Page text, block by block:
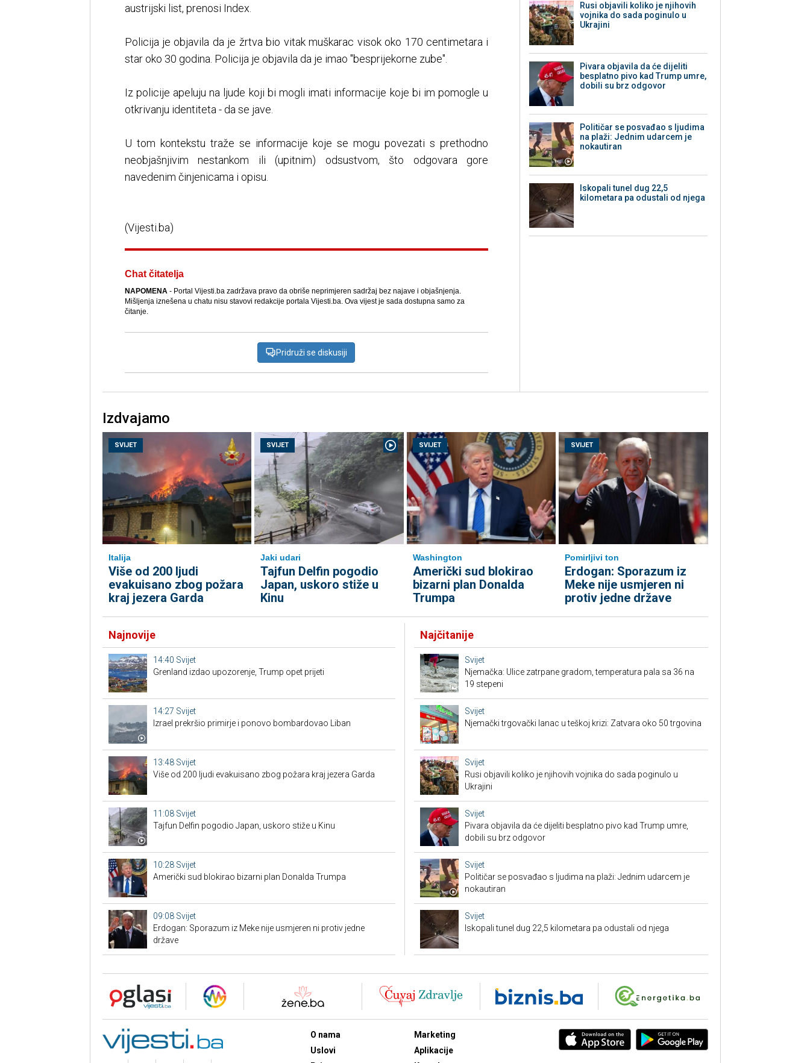
austrijski list, prenosi Index.
Policija je objavila da je žrtva bio vitak muškarac visok oko 170 centimetara i
star oko 30 godina. Policija je objavila da je imao "besprijekorne zube".
Iz policije apeluju na ljude koji bi mogli imati informacije koje bi im pomogle u
otkrivanju identiteta - da se jave.
U tom kontekstu traže se informacije koje se mogu povezati s prethodno
neobjašnjivim nestankom ili (upitnim) odsustvom, što odgovara gore
navedenim činjenicama i opisu.
(Vijesti.ba)
Chat čitatelja
NAPOMENA- Portal Vijesti.ba zadržava pravo da obriše neprimjeren sadržaj bez najave i objašnjenja.
Mišljenja iznešena u chatu nisu stavovi redakcije portala Vijesti.ba. Ova vijest je sada dostupna samo za
čitanje.
Pridruži se diskusiji
Rusi objavili koliko je njihovih
vojnika do sada poginulo u
Ukrajini
Pivara objavila da će dijeliti
besplatno pivo kad Trump umre,
dobili su brz odgovor
Političar se posvađao s ljudima
na plaži: Jednim udarcem je
nokautiran
Iskopali tunel dug 22,5
kilometara pa odustali od njega
Izdvajamo
SVIJET
Italija
Više od 200 ljudi
evakuisano zbog požara
kraj jezera Garda
SVIJET
Jaki udari
Tajfun Delfin pogodio
Japan, uskoro stiže u
Kinu
SVIJET
Washington
Američki sud blokirao
bizarni plan Donalda
Trumpa
SVIJET
Pomirljivi ton
Erdogan: Sporazum iz
Meke nije usmjeren ni
protiv jedne države
Najnovije
14:40 Svijet
Grenland izdao upozorenje, Trump opet prijeti
14:27 Svijet
Izrael prekršio primirje i ponovo bombardovao Liban
13:48 Svijet
Više od 200 ljudi evakuisano zbog požara kraj jezera Garda
11:08 Svijet
Tajfun Delfin pogodio Japan, uskoro stiže u Kinu
10:28 Svijet
Američki sud blokirao bizarni plan Donalda Trumpa
09:08 Svijet
Erdogan: Sporazum iz Meke nije usmjeren ni protiv jedne
države
Najčitanije
Svijet
Njemačka: Ulice zatrpane gradom, temperatura pala sa 36 na
19 stepeni
Svijet
Njemački trgovački lanac u teškoj krizi: Zatvara oko 50 trgovina
Svijet
Rusi objavili koliko je njihovih vojnika do sada poginulo u
Ukrajini
Svijet
Pivara objavila da će dijeliti besplatno pivo kad Trump umre,
dobili su brz odgovor
Svijet
Političar se posvađao s ljudima na plaži: Jednim udarcem je
nokautiran
Svijet
Iskopali tunel dug 22,5 kilometara pa odustali od njega
O nama
Uslovi
Marketing
Aplikacije